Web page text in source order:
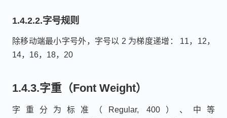
1.4.2.2.字号规则
除移动端最小字号外，字号以 2 为梯度递增： 11，12，
14，16，18，20
1.4.3.字重（Font Weight）
字重分为标准（Regular, 400）、中等